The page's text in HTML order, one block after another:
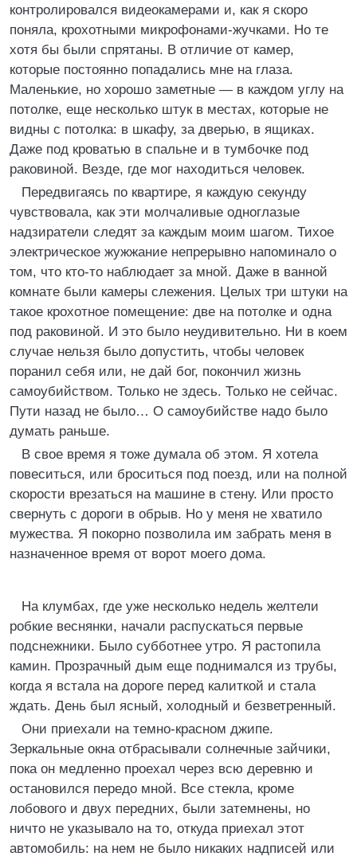
контролировался видеокамерами и, как я скоро
поняла, крохотными микрофонами-жучками. Но те
хотя бы были спрятаны. В отличие от камер,
которые постоянно попадались мне на глаза.
Маленькие, но хорошо заметные — в каждом углу на
потолке, еще несколько штук в местах, которые не
видны с потолка: в шкафу, за дверью, в ящиках.
Даже под кроватью в спальне и в тумбочке под
раковиной. Везде, где мог находиться человек.
Передвигаясь по квартире, я каждую секунду
чувствовала, как эти молчаливые одноглазые
надзиратели следят за каждым моим шагом. Тихое
электрическое жужжание непрерывно напоминало о
том, что кто-то наблюдает за мной. Даже в ванной
комнате были камеры слежения. Целых три штуки на
такое крохотное помещение: две на потолке и одна
под раковиной. И это было неудивительно. Ни в коем
случае нельзя было допустить, чтобы человек
поранил себя или, не дай бог, покончил жизнь
самоубийством. Только не здесь. Только не сейчас.
Пути назад не было… О самоубийстве надо было
думать раньше.
В свое время я тоже думала об этом. Я хотела
повеситься, или броситься под поезд, или на полной
скорости врезаться на машине в стену. Или просто
свернуть с дороги в обрыв. Но у меня не хватило
мужества. Я покорно позволила им забрать меня в
назначенное время от ворот моего дома.
На клумбах, где уже несколько недель желтели
робкие веснянки, начали распускаться первые
подснежники. Было субботнее утро. Я растопила
камин. Прозрачный дым еще поднимался из трубы,
когда я встала на дороге перед калиткой и стала
ждать. День был ясный, холодный и безветренный.
Они приехали на темно-красном джипе.
Зеркальные окна отбрасывали солнечные зайчики,
пока он медленно проехал через всю деревню и
остановился передо мной. Все стекла, кроме
лобового и двух передних, были затемнены, но
ничто не указывало на то, откуда приехал этот
автомобиль: на нем не было никаких надписей или